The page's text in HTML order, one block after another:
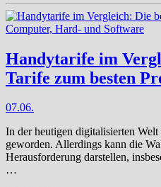
Computer, Hard- und Software
Handytarife im
Tarife zum besten
07.06.
In der heutigen digitalisierten
geworden. Allerdings kann die
Herausforderung darstellen,
…